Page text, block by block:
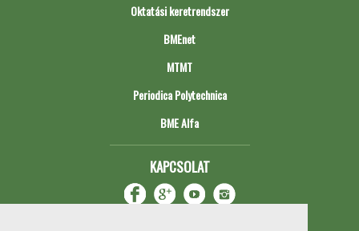
Oktatási keretrendszer
BMEnet
MTMT
Periodica Polytechnica
BME Alfa
KAPCSOLAT